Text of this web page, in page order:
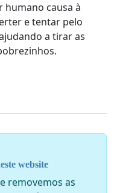
humano causa à
e tentar pelo
a tirar as
website
removemos as